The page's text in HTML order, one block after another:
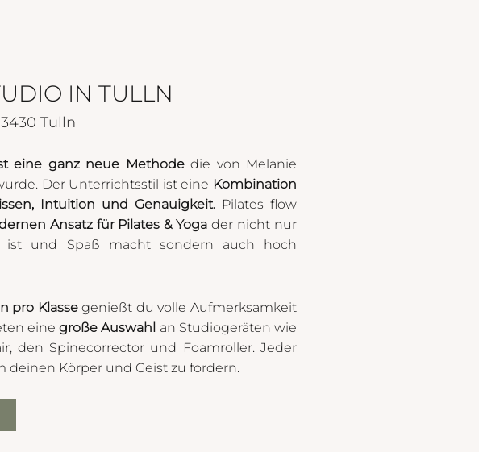
IN TULLN
Tulln
eine ganz neue Methodedie von Melanie
Der Unterrichtsstil ist eine Kombination
Intuition und Genauigkeit. Pilates flow
Ansatz für Pilates & Yoga der nicht nur
ist und Spaß macht sondern auch hoch
pro Klassegenießt du volle Aufmerksamkeit
einegroße Auswahl an Studiogeräten wie
den Spinecorrector und Foamroller. Jeder
deinen Körper und Geist zu fordern.